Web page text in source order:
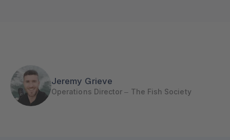
Jeremy Grieve
Operations Director – The Fish Society